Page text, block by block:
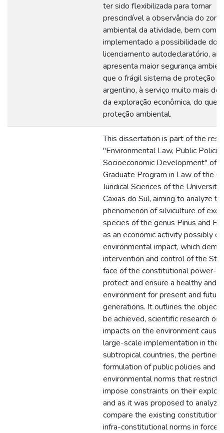
ter sido flexibilizada para tornar
prescindível a observância do
ambiental da atividade, bem
implementado a possibilidade do
licenciamento autodeclaratório,
apresenta maior segurança
que o frágil sistema de proteção
argentino, à serviço muito mais do
da exploração econômica, do que
proteção ambiental.
This dissertation is part of the
"Environmental Law, Public
Socioeconomic Development" of
Graduate Program in Law of the
Juridical Sciences of the University
Caxias do Sul, aiming to analyze
phenomenon of silviculture of
species of the genus Pinus and
as an economic activity possibly
environmental impact, which
intervention and control of the
face of the constitutional power-
protect and ensure a healthy and
environment for present and future
generations. It outlines the
be achieved, scientific research on
impacts on the environment
large-scale implementation in the
subtropical countries, the
formulation of public policies and
environmental norms that restrict
impose constraints on their
and as it was proposed to analyze
compare the existing
infra-constitutional norms in force